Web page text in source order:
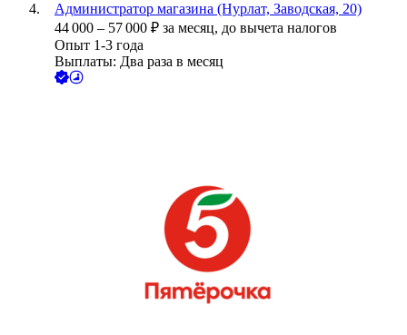
Администратор магазина (Нурлат, Заводская, 20)
44 000 – 57 000 ₽ за месяц, до вычета налогов
Опыт 1-3 года
Выплаты: Два раза в месяц